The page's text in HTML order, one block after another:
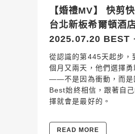
【婚禮MV】 快剪
台北新板希爾頓酒
2025.07.20 BEST
從認識的第445天起步，
個月又兩天，他們選擇勇
——不是因為衝動，而是
Best始終相信，跟著自
擇就會是最好的。
READ MORE